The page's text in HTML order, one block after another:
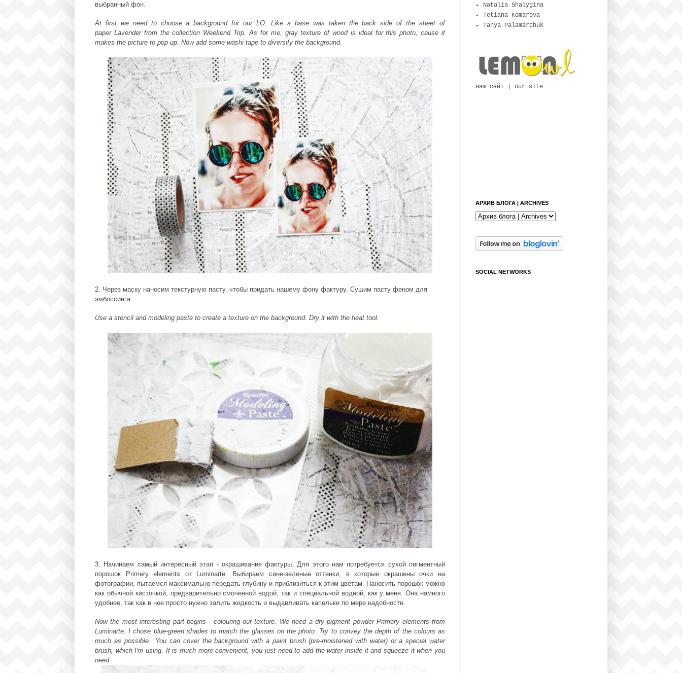
выбранный фон.
At first we need to choose a background for our LO. Like a base was taken the back side of the sheet of
paper Lavenderfrom the collection Weekend Trip. As for me, gray texture of wood is ideal for this photo, cause it
makes the picture to pop up. Now add some washi tape to diversify the background.
2. Через маску наносим текстурную пасту, чтобы придать нашему фону фактуру. Сушим пасту феном для
эмбоссинга.
Use a stencil and modeling paste to create a texture on the background. Dry it with the heat tool.
3. Начинаем самый интересный этап - окрашивание фактуры. Для этого нам потребуется сухой пигментный
порошок Primery elements от Luminarte. Выбираем сине-зеленые оттенки, в которые окрашены очки на
фотографии, пытаемся максимально передать глубину и приблизиться к этим цветам. Наносить порошок можно
как обычной кисточкой, предварительно смоченной водой, так и специальной водной, как у меня. Она намного
удобнее, так как в нее просто нужно залить жидкость и выдавливать капельки по мере надобности.
Now the most interesting part begins - colouring our texture. We need a dry pigment powder Primery elements from
Luminarte. I chose blue-green shades to match the glasses on the photo. Try to convey the depth of the colours as
much as possible.
You can cover the background with a paint brush (pre-moistened with water) or a special water
brush, which I'm using. It is much more convenient, you just need to addthe water inside it and squeeze it when you
need.
Natalia Shalygina
Tetiana Komarova
Tanya Palamarchuk
наш сайт | our site
АРХИВ БЛОГА | ARCHIVES
SOCIAL NETWORKS